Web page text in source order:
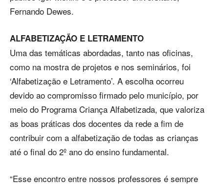
Fernando Dewes.
ALFABETIZAÇÃO E LETRAMENTO
Uma das temáticas abordadas, tanto nas oficinas,
como na mostra de projetos e nos seminários, foi
‘Alfabetização e Letramento’. A escolha ocorreu
devido ao compromisso firmado pelo município, por
meio do Programa Criança Alfabetizada, que valoriza
as boas práticas dos docentes da rede a fim de
contribuir com a alfabetização de todas as crianças
até o final do 2º ano do ensino fundamental.
“Esse encontro entre nossos professores é sempre